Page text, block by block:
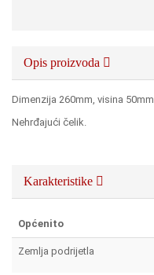
Opis proizvoda
Dimenzija 260mm, visina 50mm
Nehrđajući čelik.
Karakteristike
Općenito
Zemlja podrijetla